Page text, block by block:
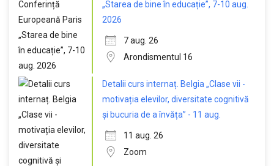
„Starea de bine în educație”, 7-10 aug.
2026
7 aug. 26
Arondismentul 16
Detalii curs internaț. Belgia „Clase vii -
motivația elevilor, diversitate cognitivă
și bucuria de a învăța” - 11 aug.
11 aug. 26
Zoom